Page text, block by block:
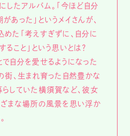
したアルバム。「今ほど自分
あった」というメイさんが、
た「考えすぎずに、自分に
ること」という思いとは？
自分を愛せるようになった
街、生まれ育った自然豊かな
していた横須賀など、彼女
まな場所の風景を思い浮か